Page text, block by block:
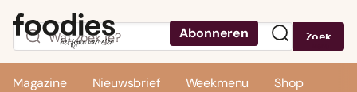
Abonneren Zoek
Magazine Nieuwsbrief Weekmenu Shop